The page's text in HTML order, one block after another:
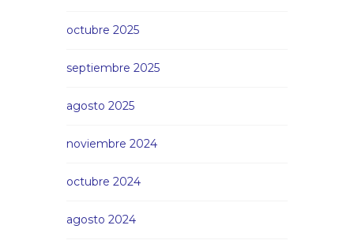
octubre 2025
septiembre 2025
agosto 2025
noviembre 2024
octubre 2024
agosto 2024